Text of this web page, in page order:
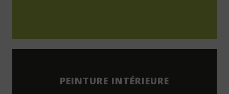
PEINTURE INTÉRIEURE